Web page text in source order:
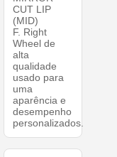
CUT LIP
(MID)
F. Right
Wheel de
alta
qualidade
usado para
uma
aparência e
desempenho
personalizados.